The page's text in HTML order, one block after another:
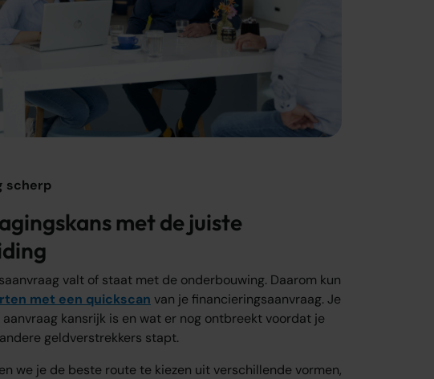
scherp
met de juiste
valt of staat met de onderbouwing. Daarom kun
met een quickscan van je financieringsaanvraag. Je
kansrijk is en wat er nog ontbreekt voordat je
geldverstrekkers stapt.
we je de beste route te kiezen uit verschillende vormen,